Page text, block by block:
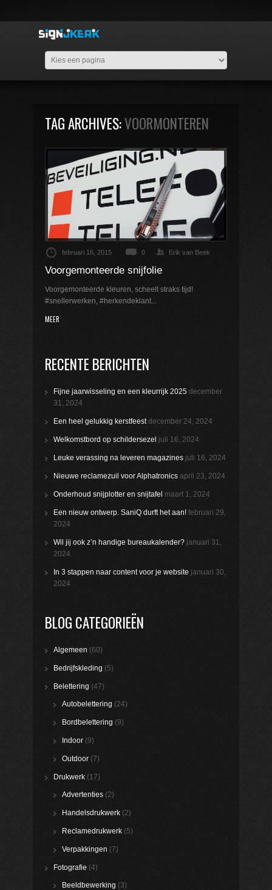
TAG ARCHIVES:VOORMONTEREN
februari 16, 2015 0 Erik van Beek
Voorgemonteerde snijfolie
Voorgemonteerde kleuren, scheelt straks tijd!
#snellerwerken, #herkendeklant...
MEER
RECENTE BERICHTEN
Fijne jaarwisseling en een kleurrijk 2025 december
31, 2024
Een heel gelukkig kerstfeest december 24, 2024
Welkomstbord op schildersezel juli 16, 2024
Leuke verassing na leveren magazines juli 16, 2024
Nieuwe reclamezuil voor Alphatronics april 23, 2024
Onderhoud snijplotter en snijtafel maart 1, 2024
Een nieuw ontwerp. SaniQ durft het aan! februari 29,
2024
Wil jij ook z’n handige bureaukalender? januari 31,
2024
In 3 stappen naar content voor je website januari 30,
2024
BLOG CATEGORIEËN
Algemeen (60)
Bedrijfskleding (5)
Belettering (47)
Autobelettering (24)
Bordbelettering (9)
Indoor (9)
Outdoor (7)
Drukwerk (17)
Advertenties (2)
Handelsdrukwerk (2)
Reclamedrukwerk (5)
Verpakkingen (7)
Fotografie (4)
Beeldbewerking (3)